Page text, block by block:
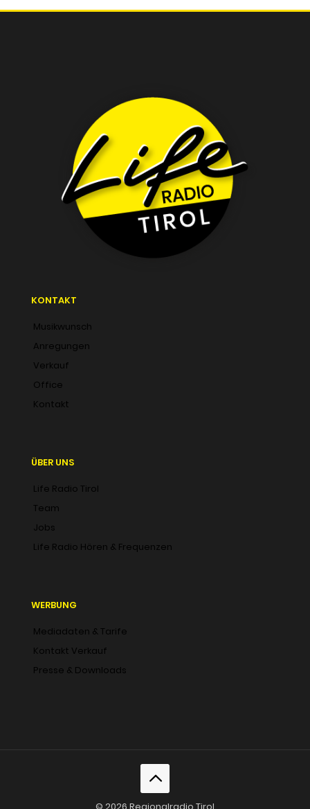
KONTAKT
Musikwunsch
Anregungen
Verkauf
Office
Kontakt
ÜBER UNS
Life Radio Tirol
Team
Jobs
Life Radio Hören & Frequenzen
WERBUNG
Mediadaten & Tarife
Kontakt Verkauf
Presse & Downloads